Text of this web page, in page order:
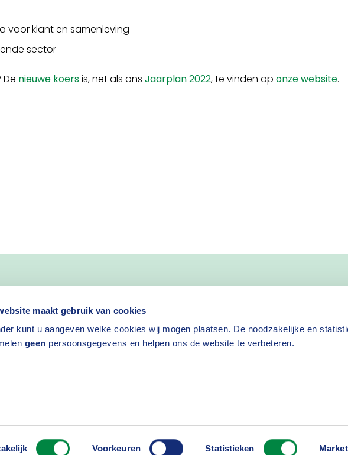
maakt gebruik van cookies
kunt u aangeven welke cookies wij mogen plaatsen. De noodzakelijke en
geen persoonsgegevens en helpen ons de website te verbeteren.
Voorkeuren Statistieken
voor klant en samenleving
sector
De nieuwe koersis, net als onsJaarplan 2022, te vinden oponze website.
van nieuws
Nieuwsbrief aanvragen
Privacy DisclaimerCookies